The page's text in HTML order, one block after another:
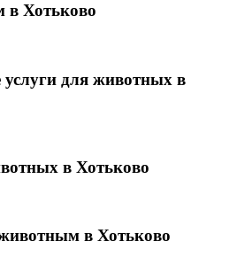
Хотьково
услуги для животных в
в Хотьково
в Хотьково